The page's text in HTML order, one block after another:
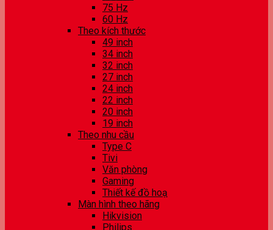
75 Hz
60 Hz
Theo kích thước
49 inch
34 inch
32 inch
27 inch
24 inch
22 inch
20 inch
19 inch
Theo nhu cầu
Type C
Tivi
Văn phòng
Gaming
Thiết kế đồ hoạ
Màn hình theo hãng
Hikvision
Philips